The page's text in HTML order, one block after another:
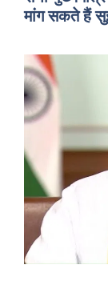
मांग सकते हैं